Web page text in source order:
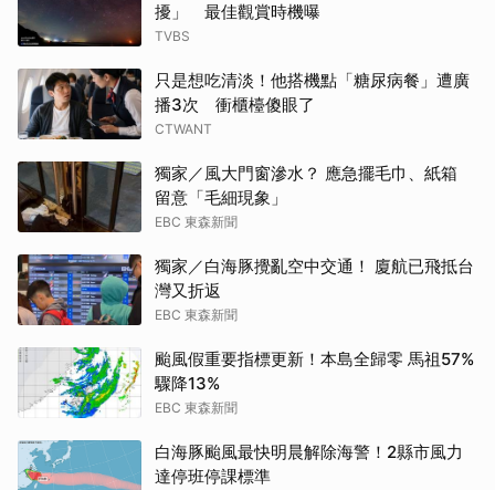
擾」 最佳觀賞時機曝
TVBS
只是想吃清淡！他搭機點「糖尿病餐」遭廣
播3次 衝櫃檯傻眼了
CTWANT
獨家／風大門窗滲水？ 應急擺毛巾、紙箱
留意「毛細現象」
EBC 東森新聞
獨家／白海豚攪亂空中交通！ 廈航已飛抵台
灣又折返
EBC 東森新聞
颱風假重要指標更新！本島全歸零 馬祖57%
驟降13%
EBC 東森新聞
白海豚颱風最快明晨解除海警！2縣市風力
達停班停課標準